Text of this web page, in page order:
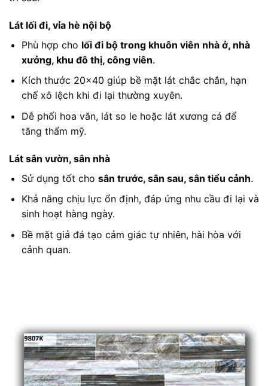
Lát lối đi, vỉa hè nội bộ
Phù hợp cho lối đi bộ trong khuôn viên nhà ở, nhà
xưởng, khu đô thị, công viên.
Kích thước 20×40 giúp bề mặt lát chắc chắn, hạn
chế xô lệch khi đi lại thường xuyên.
Dễ phối hoa văn, lát so le hoặc lát xương cá để
tăng thẩm mỹ.
Lát sân vườn, sân nhà
Sử dụng tốt cho sân trước, sân sau, sân tiểu cảnh.
Khả năng chịu lực ổn định, đáp ứng nhu cầu đi lại và
sinh hoạt hàng ngày.
Bề mặt giả đá tạo cảm giác tự nhiên, hài hòa với
cảnh quan.